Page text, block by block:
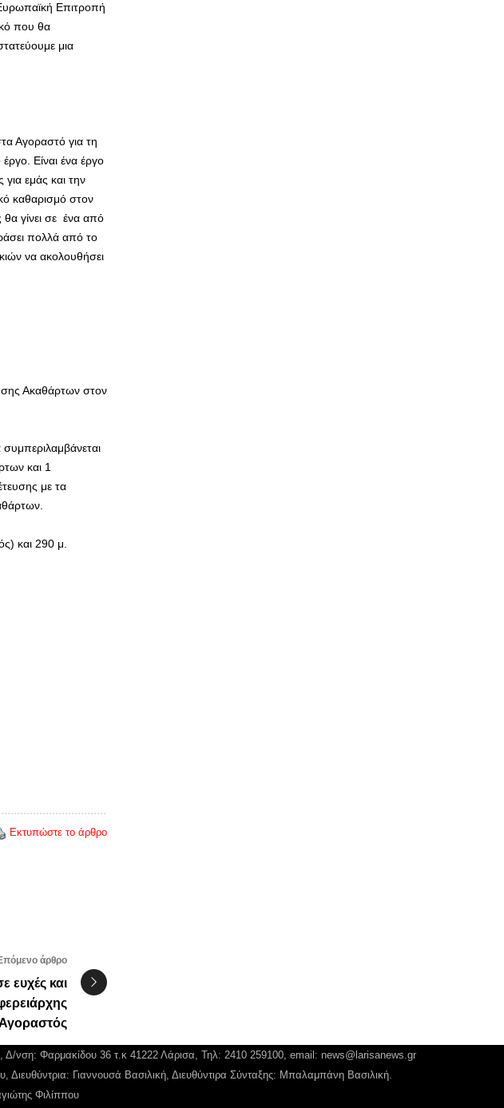
Επιτροπή
που θα
μια
Αγοραστό για τη
Είναι ένα έργο
για εμάς και την
καθαρισμό στον
θα γίνει σε ένα από
πολλά από το
να ακολουθήσει
Ακαθάρτων στον
και 1
με τα
και 290 μ.
Εκτυπώστε το άρθρο
άρθρο
ευχές και
νση: Φαρμακίδου 36 τ.κ 41222 Λάρισα, Τηλ: 2410 259100, email: news@larisanews.gr
Γιαννουσά Βασιλική, Διευθύντιρα Σύνταξης: Μπαλαμπάνη Βασιλική.
Φιλίππου